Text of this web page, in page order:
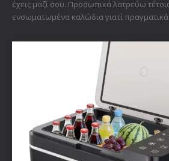
έχεις μαζί σου. Προσωπικά λατρεύω
ενσωματωμένα καλώδια γιατί